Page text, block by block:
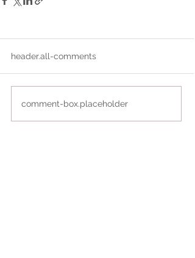
header.all-comments
comment-box.placeholder